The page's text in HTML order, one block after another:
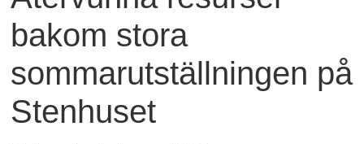
bakom stora
sommarutställningen på
Stenhuset